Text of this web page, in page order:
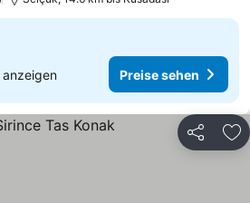
anzeigen Preise sehen
Teilen